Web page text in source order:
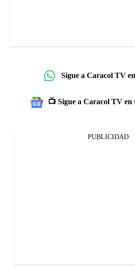
Sigue a Caracol TV
📺 Sigue a Caracol TV en
PUBLICIDAD